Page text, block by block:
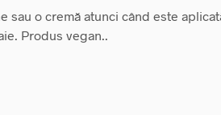
sau o cremă atunci când este
Produs vegan..